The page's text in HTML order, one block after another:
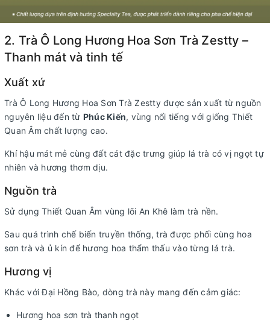
2. Trà Ô Long Hương Hoa Sơn Trà Zestty –
Thanh mát và tinh tế
Xuất xứ
Trà Ô Long Hương Hoa Sơn Trà Zestty được sản xuất từ nguồn
nguyên liệu đến từ Phúc Kiến, vùng nổi tiếng với giống Thiết
Quan Âm chất lượng cao.
Khí hậu mát mẻ cùng đất cát đặc trưng giúp lá trà có vị ngọt tự
nhiên và hương thơm dịu.
Nguồn trà
Sử dụng Thiết Quan Âm vùng lõi An Khê làm trà nền.
Sau quá trình chế biến truyền thống, trà được phối cùng hoa
sơn trà và ủ kín để hương hoa thẩm thấu vào từng lá trà.
Hương vị
Khác với Đại Hồng Bào, dòng trà này mang đến cảm giác:
Hương hoa sơn trà thanh ngọt